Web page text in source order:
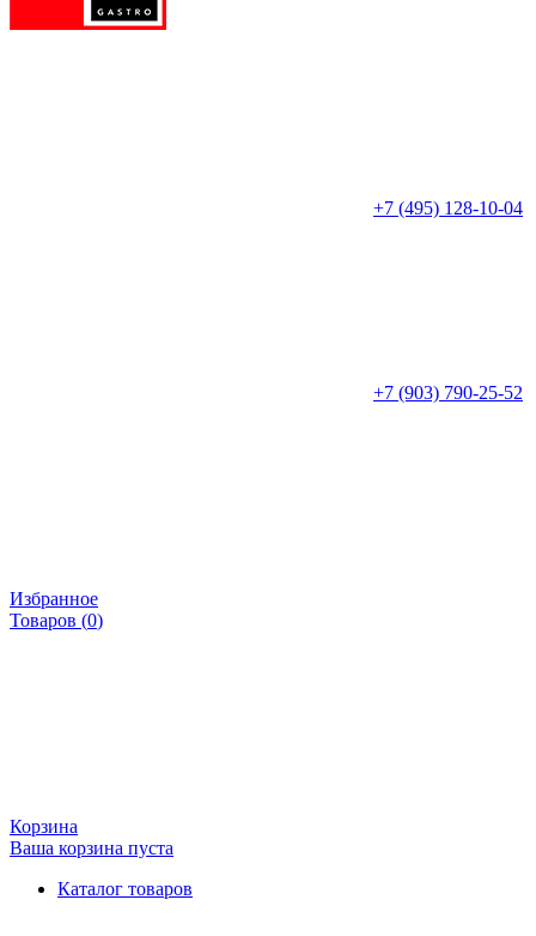
+7 (495) 128-10-04
+7 (903) 790-25-52
Избранное
Товаров (0)
Корзина
Ваша корзина пуста
Каталог товаров